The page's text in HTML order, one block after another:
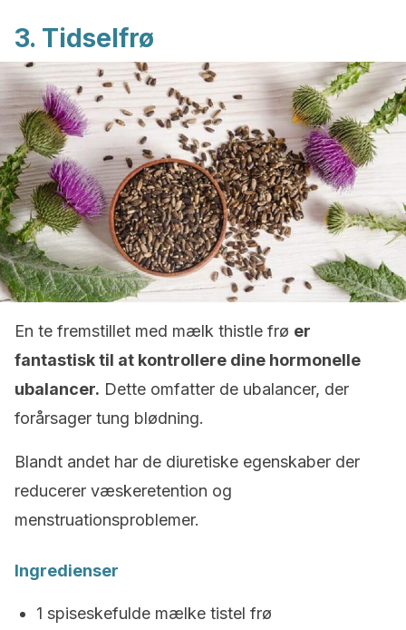
3. Tidselfrø
En te fremstillet med mælk thistle frø er
fantastisk til at kontrollere dine hormonelle
ubalancer. Dette omfatter de ubalancer, der
forårsager tung blødning.
Blandt andet har de diuretiske egenskaber der
reducerer væskeretention og
menstruationsproblemer.
Ingredienser
1 spiseskefulde mælke tistel frø